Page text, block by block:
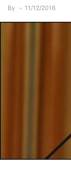
By - 11/12/2016